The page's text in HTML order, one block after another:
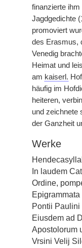
finanzierte ihm
Jagdgedichte
promoviert
des Erasmus,
Venedig
Heimat und
am kaiserl.
häufig im
heiteren,
und zeichnete
der Ganzheit
Werke
In laudem
Ordine,
Pontii
Eiusdem ad
Apostolorum
Vrsini Velij